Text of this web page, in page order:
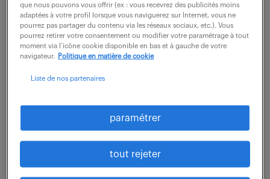
Vos Missions :
- Gestion des appels entrants et sortants
- Gestion des mails et des courriers
- Traitement des mouvements en attente de
- Gestion de la banque du quotidien (virements,
oppositions, gestion de cartes, gestion de
- Négociation de solution de recouvrement
que nous pouvons vous offrir (ex : vous recevrez des publicités moins
adaptées à votre profil lorsque vous naviguerez sur Internet, vous ne
pourrez pas partager du contenu via les réseaux sociaux, etc.). Vous
pourrez retirer votre consentement ou modifier votre paramétrage à tout
moment via l’icône cookie disponible en bas et à gauche de votre
navigateur.
Politique en matière de cookie
Liste de nos partenaires
paramétrer
tout rejeter